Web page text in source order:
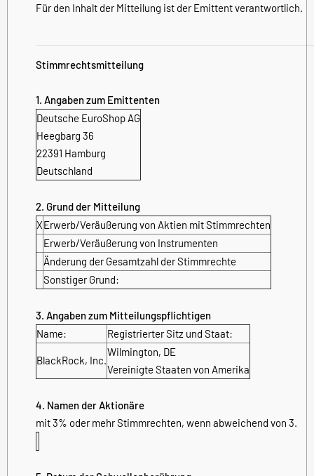
Für den Inhalt der Mitteilung ist der Emittent verantwortlich.
Stimmrechtsmitteilung
1. Angaben zum Emittenten
Deutsche EuroShop AG
Heegbarg 36
22391 Hamburg
Deutschland
2. Grund der Mitteilung
XErwerb/Veräußerung von Aktien mit Stimmrechten
Erwerb/Veräußerung von Instrumenten
Änderung der Gesamtzahl der Stimmrechte
Sonstiger Grund:
3. Angaben zum Mitteilungspflichtigen
Name:
Registrierter Sitz und Staat:
BlackRock, Inc.
Wilmington, DE
Vereinigte Staaten von Amerika
4. Namen der Aktionäre
mit 3% oder mehr Stimmrechten, wenn abweichend von 3.